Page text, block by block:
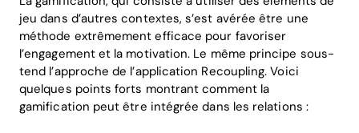
jeu dans d’autres contextes, s’est avérée être une
méthode extrêmement efficace pour favoriser
l’engagement et la motivation. Le même principe sous-
tend l’approche de l’application Recoupling. Voici
quelques points forts montrant comment la
gamification peut être intégrée dans les relations :